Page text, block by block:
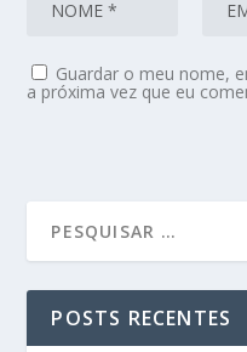
Guardar o meu nome,
a próxima vez que eu
POSTS RECENTES